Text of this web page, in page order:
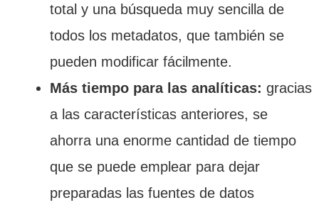
total y una búsqueda muy sencilla de
todos los metadatos, que también se
pueden modificar fácilmente.
Más tiempo para las analíticas: gracias
a las características anteriores, se
ahorra una enorme cantidad de tiempo
que se puede emplear para dejar
preparadas las fuentes de datos